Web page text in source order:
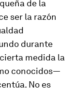
de la
ser la razón
durante
medida la
conocidos—
No es